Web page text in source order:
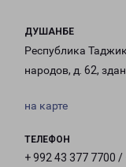
ДУШАНБЕ
Республика
народов, д. 62,
на карте
ТЕЛЕФОН
+ 992 43 377 7700